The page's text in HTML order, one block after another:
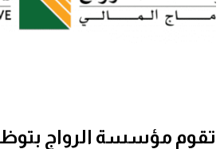
تقوم مؤسسة الرواج